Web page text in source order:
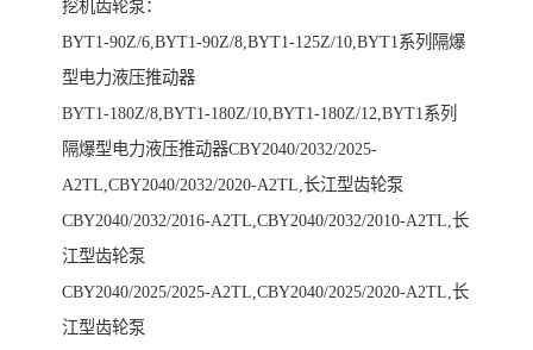
挖机齿轮泵：
BYT1-90Z/6,BYT1-90Z/8,BYT1-125Z/10,BYT1系列隔爆
型电力液压推动器
BYT1-180Z/8,BYT1-180Z/10,BYT1-180Z/12,BYT1系列
隔爆型电力液压推动器CBY2040/2032/2025-
A2TL,CBY2040/2032/2020-A2TL,长江型齿轮泵
CBY2040/2032/2016-A2TL,CBY2040/2032/2010-A2TL,长
江型齿轮泵
CBY2040/2025/2025-A2TL,CBY2040/2025/2020-A2TL,长
江型齿轮泵